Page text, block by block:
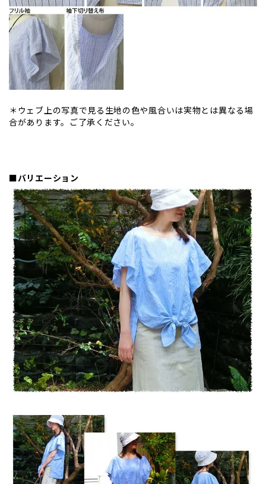
＊ウェブ上の写真で見る生地の色や風合いは実物とは異なる場
合があります。ご了承ください。
■バリエーション